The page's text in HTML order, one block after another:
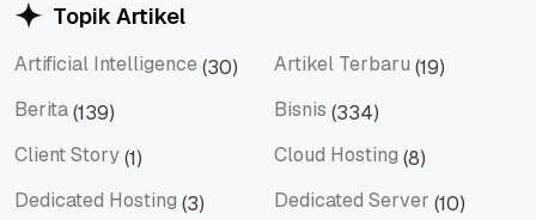
Topik Artikel
Artificial Intelligence (30) Artikel Terbaru (19)
Berita(139) Bisnis (334)
Client Story(1) Cloud Hosting (8)
Dedicated Hosting (3) Dedicated Server (10)